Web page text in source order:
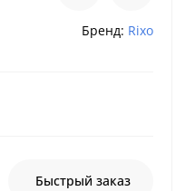
Бренд: Rixo
Быстрый заказ